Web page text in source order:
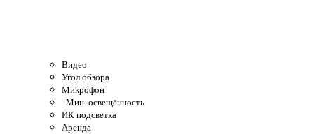
Видео
Угол обзора
Микрофон
Мин. освещённость
ИК подсветка
Аренда